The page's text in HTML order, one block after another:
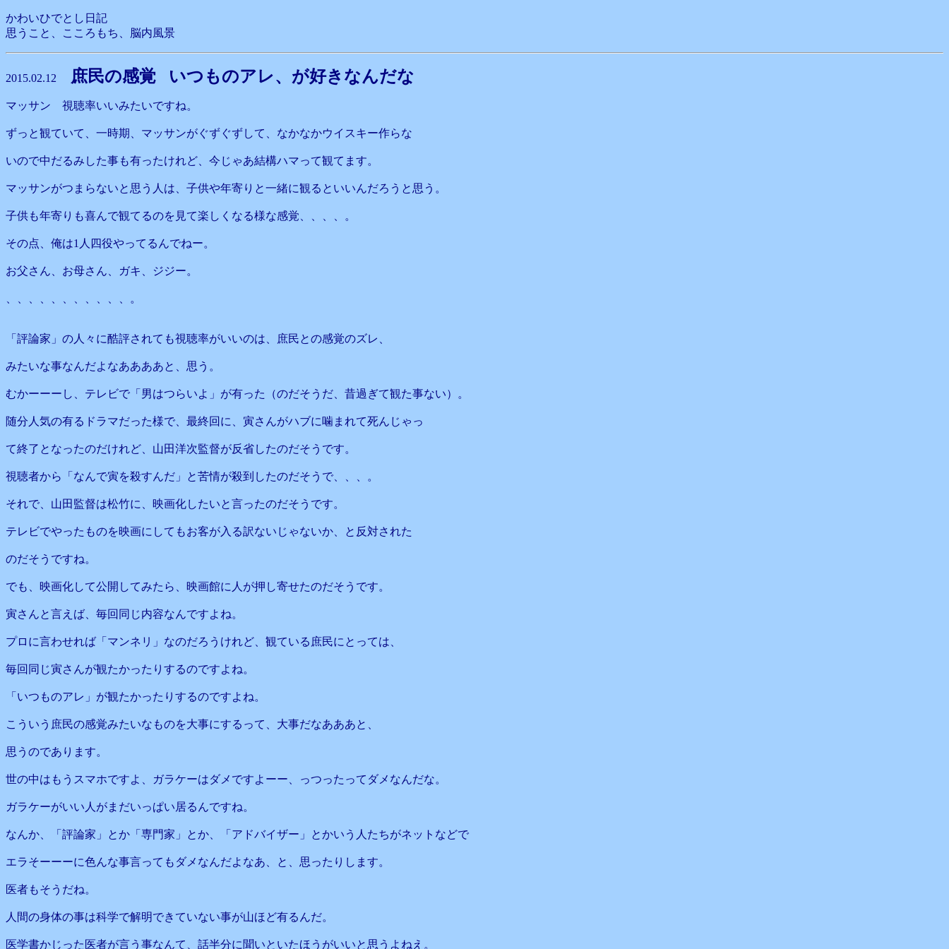
かわいひでとし日記
思うこと、こころもち、脳内風景
2015.02.12 庶民の感覚 いつものアレ、が好きなんだな
マッサン 視聴率いいみたいですね。
ずっと観ていて、一時期、マッサンがぐずぐずして、なかなかウイスキー作らな
いので中だるみした事も有ったけれど、今じゃあ結構ハマって観てます。
マッサンがつまらないと思う人は、子供や年寄りと一緒に観るといいんだろうと思う。
子供も年寄りも喜んで観てるのを見て楽しくなる様な感覚、、、、。
その点、俺は1人四役やってるんでねー。
お父さん、お母さん、ガキ、ジジー。
、、、、、、、、、、、。
「評論家」の人々に酷評されても視聴率がいいのは、庶民との感覚のズレ、
みたいな事なんだよなああああと、思う。
むかーーーし、テレビで「男はつらいよ」が有った（のだそうだ、昔過ぎて観た事ない）。
随分人気の有るドラマだった様で、最終回に、寅さんがハブに噛まれて死んじゃっ
て終了となったのだけれど、山田洋次監督が反省したのだそうです。
視聴者から「なんで寅を殺すんだ」と苦情が殺到したのだそうで、、、。
それで、山田監督は松竹に、映画化したいと言ったのだそうです。
テレビでやったものを映画にしてもお客が入る訳ないじゃないか、と反対された
のだそうですね。
でも、映画化して公開してみたら、映画館に人が押し寄せたのだそうです。
寅さんと言えば、毎回同じ内容なんですよね。
プロに言わせれば「マンネリ」なのだろうけれど、観ている庶民にとっては、
毎回同じ寅さんが観たかったりするのですよね。
「いつものアレ」が観たかったりするのですよね。
こういう庶民の感覚みたいなものを大事にするって、大事だなあああと、
思うのであります。
世の中はもうスマホですよ、ガラケーはダメですよーー、っつったってダメなんだな。
ガラケーがいい人がまだいっぱい居るんですね。
なんか、「評論家」とか「専門家」とか、「アドバイザー」とかいう人たちがネットなどで
エラそーーーに色んな事言ってもダメなんだよなあ、と、思ったりします。
医者もそうだね。
人間の身体の事は科学で解明できていない事が山ほど有るんだ。
医学書かじった医者が言う事なんて、話半分に聞いといたほうがいいと思うよねえ。